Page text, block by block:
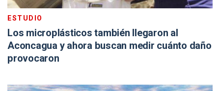
ESTUDIO
Los microplásticos también llegaron al
Aconcagua y ahora buscan medir cuánto daño
provocaron